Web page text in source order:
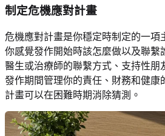
制定危機應對計畫
危機應對計畫是你穩定時制定的一項
你感覺發作開始時該怎麼做以及聯繫
醫生或治療師的聯繫方式、支持性朋
發作期間管理你的責任、財務和健康
計畫可以在困難時期消除猜測。